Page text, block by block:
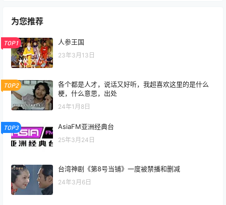
为您推荐
TOP1 人参王国
23年3月13日
TOP2
各个都是人才，说话又好听，我超喜欢这里的是什么
梗，什么意思，出处
24年1月8日
TOP3 AsiaFM亚洲经典台
25年3月24日
台湾神剧《第8号当铺》一度被禁播和删减
24年3月6日